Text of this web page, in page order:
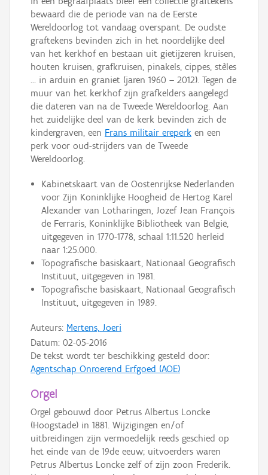
bewaard die de periode van na de Eerste
Wereldoorlog tot vandaag overspant. De oudste
graftekens bevinden zich in het noordelijke deel
van het kerkhof en bestaan uit gietijzeren kruisen,
houten kruisen, grafkruisen, pinakels, cippes, stèles
... in arduin en graniet (jaren 1960 – 2012). Tegen de
muur van het kerkhof zijn grafkelders aangelegd
die dateren van na de Tweede Wereldoorlog. Aan
het zuidelijke deel van de kerk bevinden zich de
kindergraven, een Frans militair ereperk en een
perk voor oud-strijders van de Tweede
Wereldoorlog.
Kabinetskaart van de Oostenrijkse Nederlanden
voor Zijn Koninklijke Hoogheid de Hertog Karel
Alexander van Lotharingen, Jozef Jean François
de Ferraris, Koninklijke Bibliotheek van België,
uitgegeven in 1770-1778, schaal 1:11.520 herleid
naar 1:25.000.
Topografische basiskaart, Nationaal Geografisch
Instituut, uitgegeven in 1981.
Topografische basiskaart, Nationaal Geografisch
Instituut, uitgegeven in 1989.
Auteurs: Mertens, Joeri
Datum: 02-05-2016
De tekst wordt ter beschikking gesteld door:
Agentschap Onroerend Erfgoed (AOE)
Orgel
Orgel gebouwd door Petrus Albertus Loncke
(Hoogstade) in 1881. Wijzigingen en/of
uitbreidingen zijn vermoedelijk reeds geschied op
het einde van de 19de eeuw; uitvoerders waren
Petrus Albertus Loncke zelf of zijn zoon Frederik.